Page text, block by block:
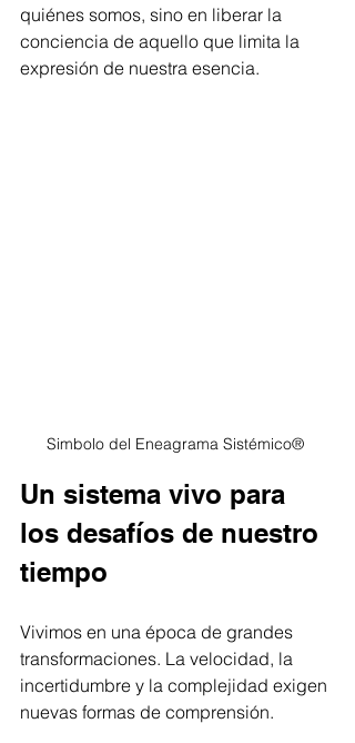
quiénes somos, sino en liberar la
conciencia de aquello que limita la
expresión de nuestra esencia.
Simbolo del Eneagrama Sistémico®
Un sistema vivo para
los desafíos de nuestro
tiempo
Vivimos en una época de grandes
transformaciones. La velocidad, la
incertidumbre y la complejidad exigen
nuevas formas de comprensión.